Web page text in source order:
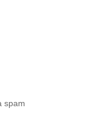
spam